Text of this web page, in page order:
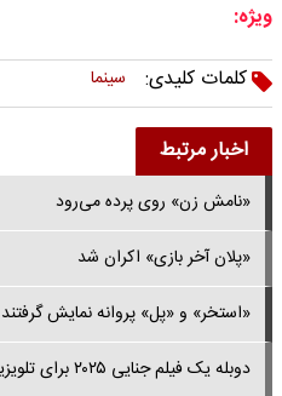
ویژه:
کلمات کلیدی:
سینما
اخبار مرتبط
«نامش زن» روی پرده می‌رود
«پلان آخر بازی» اکران شد
«استخر» و «پل» پروانه نمایش گرفتند
دوبله یک فیلم جنایی ۲۰۲۵ برای تلویزیون